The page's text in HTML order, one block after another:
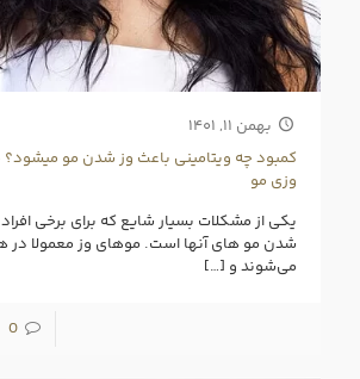
بهمن ۱۱, ۱۴۰۱
کمبود چه ویتامینی باعث وز شدن مو میشود؟
وزی مو
یکی از مشکلات بسیار شایع که برای برخی
شدن مو های آنها است. موهای وز معمولا
می‌شوند و […]
0